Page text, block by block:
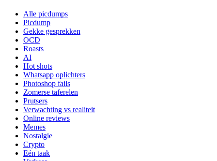
Alle picdumps
Picdump
Gekke gesprekken
OCD
Roasts
AI
Hot shots
Whatsapp oplichters
Photoshop fails
Zomerse taferelen
Prutsers
Verwachting vs realiteit
Online reviews
Memes
Nostalgie
Crypto
Eén taak